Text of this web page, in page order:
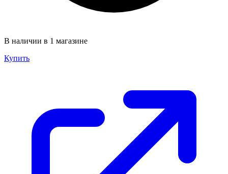
В наличии в 1 магазине
Купить